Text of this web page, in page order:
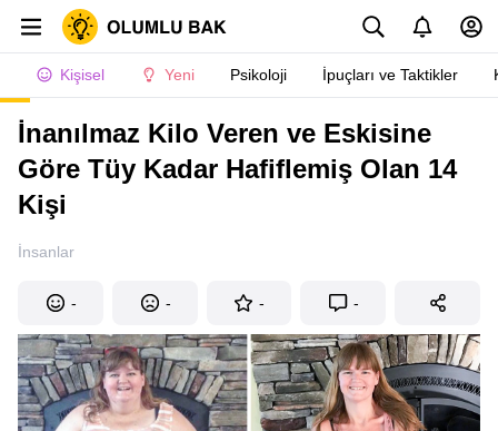
Kişisel Yeni Psikoloji İpuçları ve Taktikler
İnanılmaz Kilo Veren ve Eskisine
Göre Tüy Kadar Hafiflemiş Olan 14
Kişi
İnsanlar
- - - -